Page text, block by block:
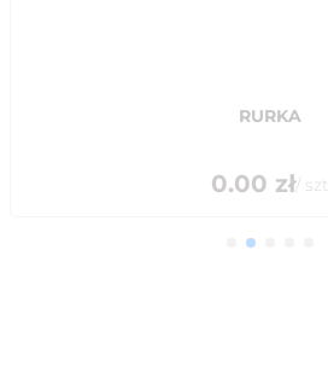
RURKA
0.00 zł/ szt